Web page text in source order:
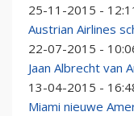
25-11-2015 -
Austrian Airlines
22-07-2015 -
Jaan Albrecht van
13-04-2015 -
Miami nieuwe